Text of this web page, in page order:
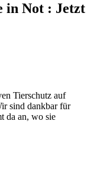
in Not : Jetzt
Tierschutz auf
sind dankbar für
da an, wo sie